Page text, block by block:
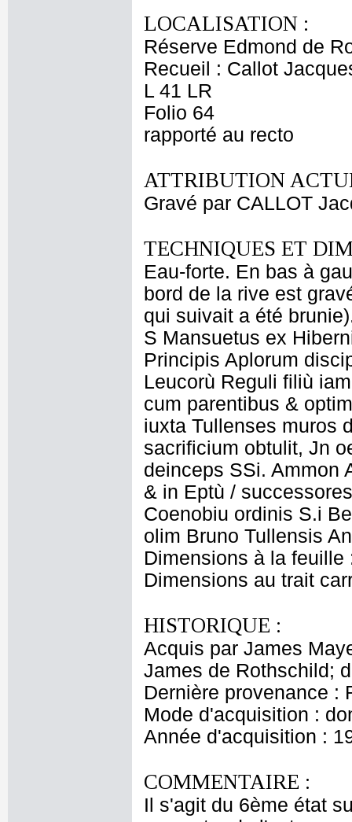
LOCALISATION :
Réserve Edmond de
Recueil : Callot
L 41 LR
Folio 64
rapporté au recto
ATTRIBUTION
Gravé par CALLOT
TECHNIQUES ET
Eau-forte. En bas à
bord de la rive est
qui suivait a été
S Mansuetus ex
Principis Aplorum
Leucorù Reguli filiù
cum parentibus &
iuxta Tullenses muros
sacrificium obtulit, Jn
deinceps SSi. Ammon
& in Eptù /
Coenobiu ordinis S.i
olim Bruno Tullensis
Dimensions à la
Dimensions au trait
HISTORIQUE :
Acquis par James
James de Rothschild;
Dernière provenance :
Mode d'acquisition :
Année d'acquisition :
COMMENTAIRE :
Il s'agit du 6ème état